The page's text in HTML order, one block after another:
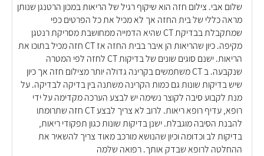
שלום אבי. צילום חזה הוא שיקוף רגיל של הריאות במכון הרטנגן שנותן
מראה כללי של בית החזה אך לא מכיל את כל הפרטים כפי
שמתקבלת בבדיקת CT שהיא הדמייה ממחושבת מסריקת רנטגן
מקיפה. כיון שהריאות הן איבר בבית החזה אז CT חזה מכיל בתוכו את
הריאות. ישנם סוגים שונים של בדיקות CT לחזה לפי המטרה
שנקבעה. ב CT משתמשים בקרינה גדולה יותר מצילום חזה אך כיון
שיש בדיקות שונות גם כמות הקרינה משתנה בין בדיקה לבדיקה. על
מנת לקבוע סיבה לקוצר נשימה יש לבצע הערכה מקדימה על ידי
רופא, עדיף רופא ריאות. לרוב לא צריך לבצע CT חזה שתרומתו
להבנת הסיבה מוגבלת. ישנן בדיקות שונות כגון תפקודי ריאות,
בדיקות לב וכדומה וכיון שהנושא מורכב מאוד צריך להשאיר את
ההחלטה לרופא שבדק אותך. רפואה שלמה